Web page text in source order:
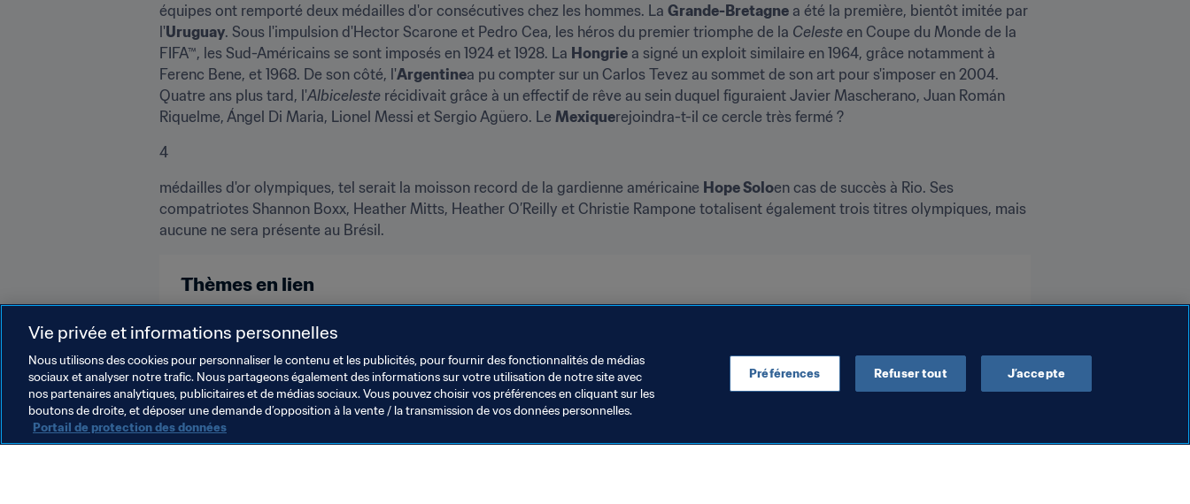
équipes ont remporté deux médailles d'or consécutives chez les hommes. La Grande-Bretagne a été la première, bientôt imitée par
l'Uruguay. Sous l'impulsion d'Hector Scarone et Pedro Cea, les héros du premier triomphe de la Celeste en Coupe du Monde de la
FIFA™, les Sud-Américains se sont imposés en 1924 et 1928. La Hongrie a signé un exploit similaire en 1964, grâce notamment à
Ferenc Bene, et 1968. De son côté, l'Argentinea pu compter sur un Carlos Tevez au sommet de son art pour s'imposer en 2004.
Quatre ans plus tard, l'Albiceleste récidivait grâce à un effectif de rêve au sein duquel figuraient Javier Mascherano, Juan Román
Riquelme, Ángel Di Maria, Lionel Messi et Sergio Agüero. Le Mexiquerejoindra-t-il ce cercle très fermé ?
4
médailles d'or olympiques, tel serait la moisson record de la gardienne américaine Hope Soloen cas de succès à Rio. Ses
compatriotes Shannon Boxx, Heather Mitts, Heather O’Reilly et Christie Rampone totalisent également trois titres olympiques, mais
aucune ne sera présente au Brésil.
Thèmes en lien
Compétitions FIFA Concacaf
Vie privée et informations personnelles
Nous utilisons des cookies pour personnaliser le contenu et les publicités, pour fournir des fonctionnalités de médias
sociaux et analyser notre trafic. Nous partageons également des informations sur votre utilisation de notre site avec
nos partenaires analytiques, publicitaires et de médias sociaux. Vous pouvez choisir vos préférences en cliquant sur les
boutons de droite, et déposer une demande d’opposition à la vente / la transmission de vos données personnelles.
Portail de protection des données
Préférences Refuser tout J’accepte